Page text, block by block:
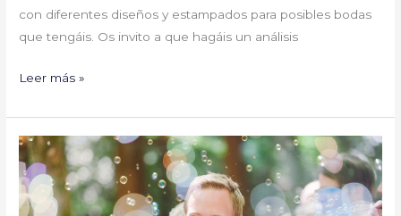
con diferentes diseños y estampados para posibles bodas
que tengáis. Os invito a que hagáis un análisis
Leer más »
Alternativas
al
arroz